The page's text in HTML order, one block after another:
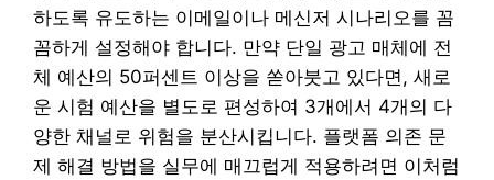
하도록 유도하는 이메일이나 메신저 시나리오를 꼼
꼼하게 설정해야 합니다. 만약 단일 광고 매체에 전
체 예산의 50퍼센트 이상을 쏟아붓고 있다면, 새로
운 시험 예산을 별도로 편성하여 3개에서 4개의 다
양한 채널로 위험을 분산시킵니다. 플랫폼 의존 문
제 해결 방법을 실무에 매끄럽게 적용하려면 이처럼